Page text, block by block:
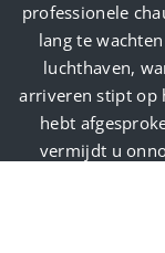
professionele
lang te
luchthaven,
arriveren stipt op
hebt
vermijdt u